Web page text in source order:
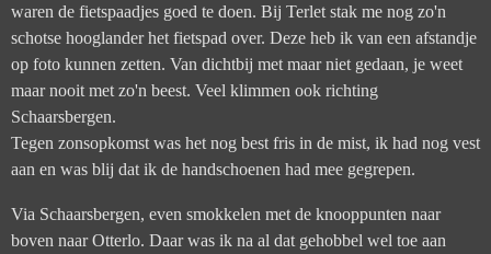
waren de fietspaadjes goed te doen. Bij Terlet stak me nog zo'n
schotse hooglander het fietspad over. Deze heb ik van een afstandje
op foto kunnen zetten. Van dichtbij met maar niet gedaan, je weet
maar nooit met zo'n beest. Veel klimmen ook richting
Schaarsbergen.
Tegen zonsopkomst was het nog best fris in de mist, ik had nog vest
aan en was blij dat ik de handschoenen had mee gegrepen.
Via Schaarsbergen, even smokkelen met de knooppunten naar
boven naar Otterlo. Daar was ik na al dat gehobbel wel toe aan